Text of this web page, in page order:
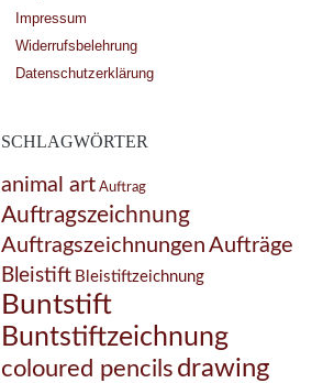
Impressum
Widerrufsbelehrung
Datenschutzerklärung
SCHLAGWÖRTER
animal art Auftrag
Auftragszeichnung
Auftragszeichnungen Aufträge
Bleistift Bleistiftzeichnung
Buntstift
Buntstiftzeichnung
coloured pencils drawing